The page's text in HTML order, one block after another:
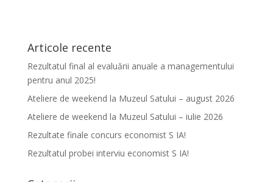
Articole recente
Rezultatul final al evaluării anuale a managementului
pentru anul 2025!
Ateliere de weekend la Muzeul Satului – august 2026
Ateliere de weekend la Muzeul Satului – iulie 2026
Rezultate finale concurs economist S IA!
Rezultatul probei interviu economist S IA!